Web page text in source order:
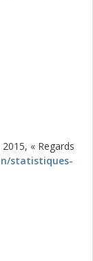
« Regards
statistiques-